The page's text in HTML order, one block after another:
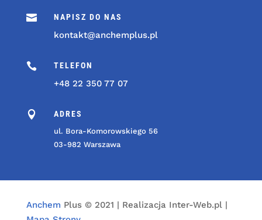
 NAPISZ DO NAS
kontakt@anchemplus.pl
 TELEFON
+48 22 350 77 07
 ADRES
ul. Bora-Komorowskiego 56
03-982 Warszawa
Anchem Plus © 2021 | Realizacja Inter-Web.pl |